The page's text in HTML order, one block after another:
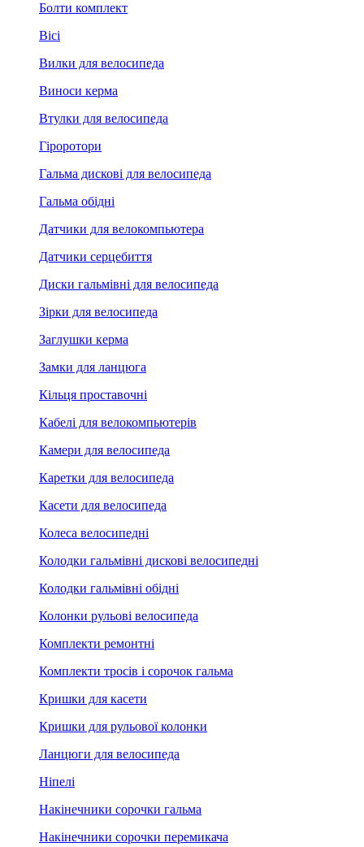
Болти комплект
Вісі
Вилки для велосипеда
Виноси керма
Втулки для велосипеда
Гіроротори
Гальма дискові для велосипеда
Гальма обідні
Датчики для велокомпьютера
Датчики серцебиття
Диски гальмівні для велосипеда
Зірки для велосипеда
Заглушки керма
Замки для ланцюга
Кільця проставочні
Кабелі для велокомпьютерів
Камери для велосипеда
Каретки для велосипеда
Касети для велосипеда
Колеса велосипедні
Колодки гальмівні дискові велосипедні
Колодки гальмівні обідні
Колонки рульові велосипеда
Комплекти ремонтні
Комплекти тросів і сорочок гальма
Кришки для касети
Кришки для рульової колонки
Ланцюги для велосипеда
Ніпелі
Накінечники сорочки гальма
Накінечники сорочки перемикача